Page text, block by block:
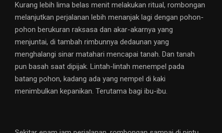
Kurang lebih lima belas menit melakukan ritual, rombongan
melanjutkan perjalanan lebih menanjak lagi dengan pohon-
pohon berukuran raksasa dan akar-akarnya yang
menjuntai, di tambah rimbunnya dedaunan yang
menghalangi sinar matahari mencapai tanah. Dan tanah
pun basah saat dipijak. Lintah-lintah menempel pada
batang pohon, kadang ada yang nempel di kaki
menimbulkan kepanikan. Terutama bagi ibu-ibu.